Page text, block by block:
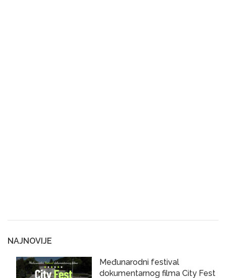
NAJNOVIJE
Međunarodni festival
dokumentarnog filma City Fest